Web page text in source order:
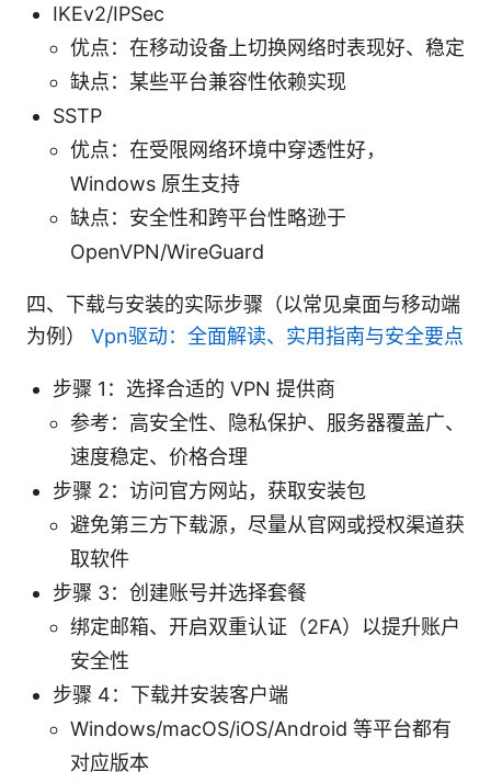
IKEv2/IPSec
优点：在移动设备上切换网络时表现好、稳定
缺点：某些平台兼容性依赖实现
SSTP
优点：在受限网络环境中穿透性好，
Windows 原生支持
缺点：安全性和跨平台性略逊于
OpenVPN/WireGuard
四、下载与安装的实际步骤（以常见桌面与移动端
为例） Vpn驱动：全面解读、实用指南与安全要点
步骤 1：选择合适的 VPN 提供商
参考：高安全性、隐私保护、服务器覆盖广、
速度稳定、价格合理
步骤 2：访问官方网站，获取安装包
避免第三方下载源，尽量从官网或授权渠道获
取软件
步骤 3：创建账号并选择套餐
绑定邮箱、开启双重认证（2FA）以提升账户
安全性
步骤 4：下载并安装客户端
Windows/macOS/iOS/Android 等平台都有
对应版本